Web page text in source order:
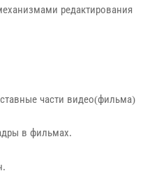
редактирования
части видео(фильма)
в фильмах.